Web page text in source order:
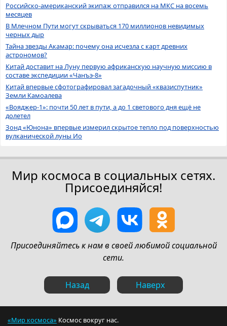
Российско-американский экипаж отправился на МКС на восемь
месяцев
В Млечном Пути могут скрываться 170 миллионов невидимых
черных дыр
Тайна звезды Акамар: почему она исчезла с карт древних
астрономов?
Китай доставит на Луну первую африканскую научную миссию в
составе экспедиции «Чанъэ-8»
Китай впервые сфотографировал загадочный «квазиспутник»
Земли Камоалева
«Вояджер-1»: почти 50 лет в пути, а до 1 светового дня ещё не
долетел
Зонд «Юнона» впервые измерил скрытое тепло под поверхностью
вулканической луны Ио
Мир космоса в социальных сетях.
Присоединяйся!
Присоединяйтесь к нам в своей любимой социальной
сети.
Назад Наверх
«Мир космоса» Космос вокруг нас.